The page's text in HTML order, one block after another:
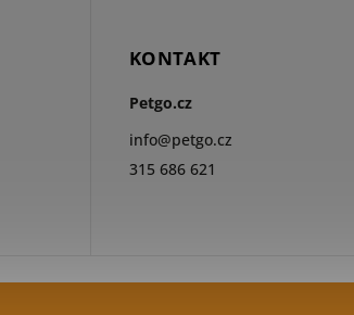
KONTAKT
Petgo.cz
info@petgo.cz
315 686 621